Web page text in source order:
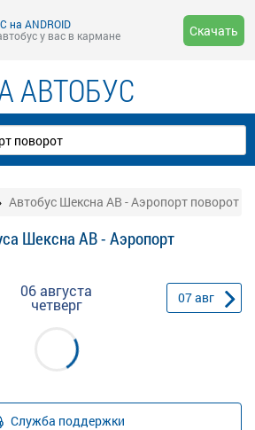
на ANDROID
у вас в кармане
Скачать
АВТОБУС
Автобус Шексна АВ - Аэропорт поворот
Шексна АВ - Аэропорт
06 августа
четверг 07авг
Служба поддержки